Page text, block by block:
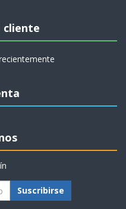
cliente
Suscribirse